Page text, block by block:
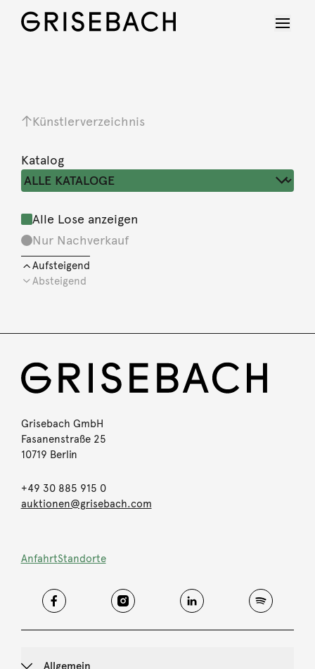
Künstlerverzeichnis
Katalog
Alle Lose anzeigen
Nur Nachverkauf
Aufsteigend
Absteigend
Grisebach GmbH
Fasanenstraße 25
10719 Berlin
+49 30 885 915 0
auktionen@grisebach.com
AnfahrtStandorte
Allgemein